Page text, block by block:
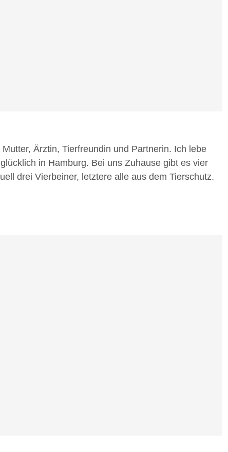
Ärztin, Tierfreundin und Partnerin. Ich lebe
in Hamburg. Bei uns Zuhause gibt es vier
drei Vierbeiner, letztere alle aus dem Tierschutz.